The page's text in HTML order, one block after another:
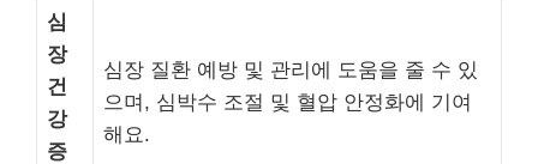
심
장
건
강
증
심장 질환 예방 및 관리에 도움을 줄 수 있
으며, 심박수 조절 및 혈압 안정화에 기여
해요.